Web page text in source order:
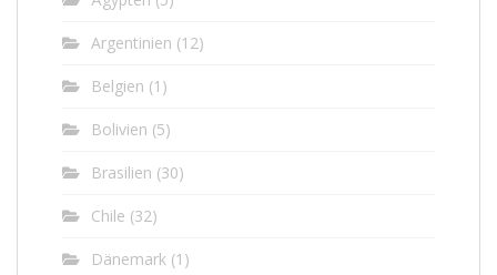
Argentinien (12)
Belgien (1)
Bolivien (5)
Brasilien (30)
Chile (32)
Dänemark (1)